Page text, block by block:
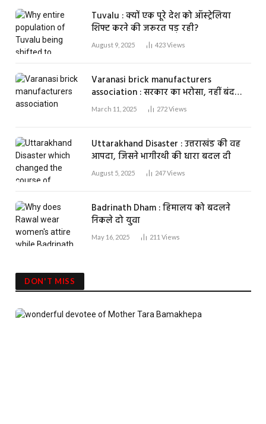
Tuvalu : क्यों एक पूरे देश को ऑस्ट्रेलिया
शिफ्ट करने की जरूरत पड़ रही?
August 9, 2025 423Views
Varanasi brick manufacturers
association : सरकार का भरोसा, नहीं बंद
होगा एक भी ईंट भट्ठा
March 11, 2025 272Views
Uttarakhand Disaster : उत्तराखंड की वह
आपदा, जिसने भागीरथी की धारा बदल दी
August 5, 2025 247Views
Badrinath Dham : हिमालय को बदलने
निकले दो युवा
May 16, 2025 211 Views
DON'T MISS